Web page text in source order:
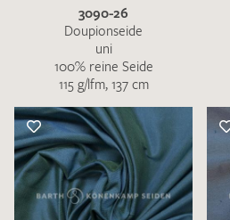
3090-26
Doupionseide
uni
100% reine Seide
115 g/lfm, 137 cm